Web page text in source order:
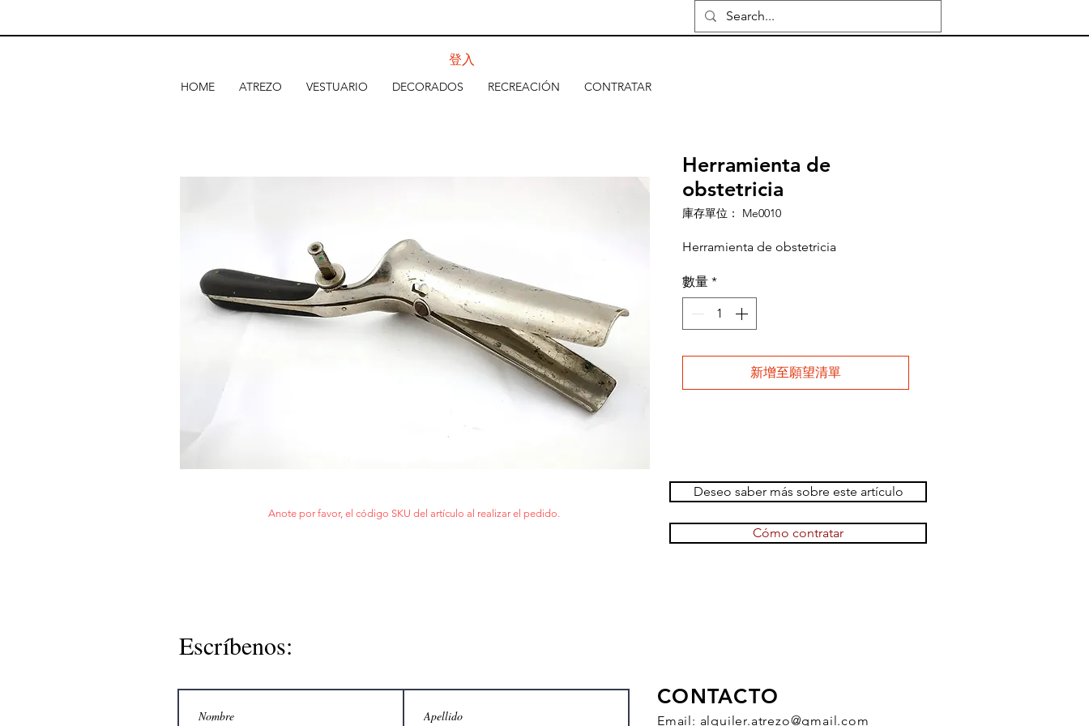
HOME ATREZO VESTUARIO DECORADOS RECREACIÓN CONTRATAR
登入
Herramienta de
obstetricia
庫存單位： Me0010
Herramienta de obstetricia
數量 *
新增至願望清單
Deseo saber más sobre este artículo
Anote por favor, el código SKU del artículo al realizar el pedido.
Cómo contratar
Escríbenos:
CONTACTO
Email: alquiler.atrezo@gmail.com